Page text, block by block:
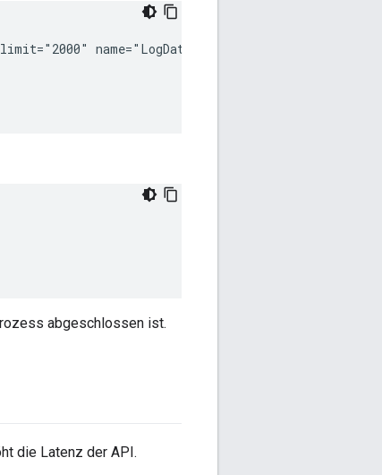
name="LogData_JS"
abgeschlossen ist.
die Latenz der API.